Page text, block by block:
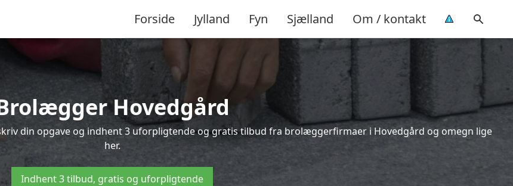
Forside Jylland Fyn Sjælland Om / kontakt
Hovedgård
din opgave og indhent 3 uforpligtende og gratis tilbud fra brolæggerfirmaer i Hovedgård og omegn lige
her.
Indhent 3 tilbud, gratis og uforpligtende